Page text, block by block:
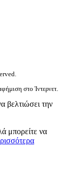
στο Ίντερνετ.
βελτιώσει την
μπορείτε να